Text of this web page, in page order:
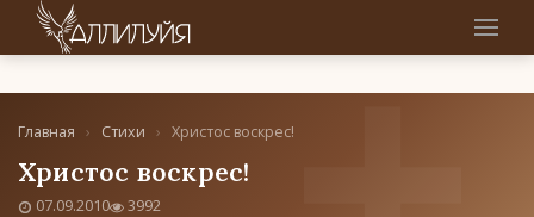
Главная › Стихи › Христос воскрес!
Христос воскрес!
07.09.2010 3992